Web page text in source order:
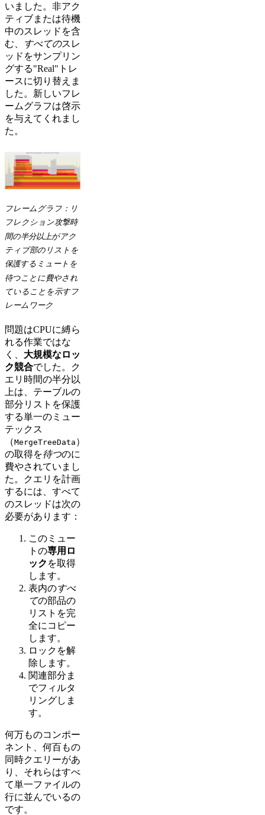
いました。非アク
ティブまたは待機
中のスレッドを含
む、
すべてのスレ
ッドをサンプリン
グする"Real"トレ
ースに切り替えま
した。新しいフレ
ームグラフは啓示
を与えてくれまし
た。
フレームグラフ：リ
フレクション攻撃時
間の半分以上がアク
ティブ部のリストを
保護するミュートを
待つことに費やされ
ていることを示すフ
レームワーク
問題はCPUに縛ら
れる作業ではな
く、 大規模なロッ
ク競合でした。ク
エリ時間の半分以
上は、テーブルの
部分リストを保護
する単一のミュー
テックス
（MergeTreeData ）
の取得を待つのに
費やされていまし
た。クエリを計画
するには、すべて
のスレッドは次の
必要があります：
このミュー
トの専用ロ
ック を取得
します。
表内のすべ
ての部品の
リストを完
全にコピー
します。
ロックを解
除します。
関連部分ま
でフィルタ
リングしま
す。
何万ものコンポー
ネント、何百もの
同時クエリーがあ
り、それらはすべ
て単一ファイルの
行に並んでいるの
です。